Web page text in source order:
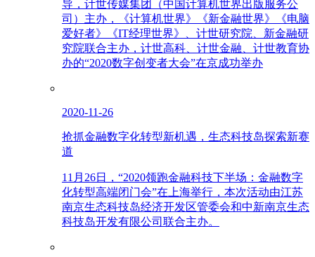
导，计世传媒集团（中国计算机世界出版服务公
司）主办，《计算机世界》《新金融世界》《电脑
爱好者》《IT经理世界》、计世研究院、新金融研
究院联合主办，计世高科、计世金融、计世教育协
办的“2020数字创变者大会”在京成功举办
2020-11-26
抢抓金融数字化转型新机遇，生态科技岛探索新赛
道
11月26日，“2020领跑金融科技下半场：金融数字
化转型高端闭门会”在上海举行，本次活动由江苏
南京生态科技岛经济开发区管委会和中新南京生态
科技岛开发有限公司联合主办。